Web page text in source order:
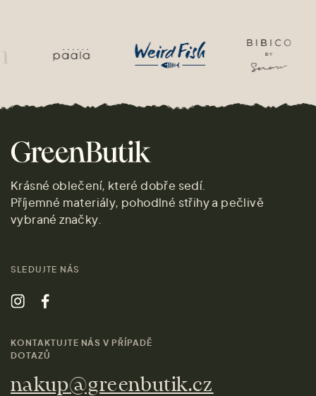
Krásné oblečení, které dobře sedí.
Příjemné materiály, pohodlné střihy a pečlivě
vybrané značky.
SLEDUJTE NÁS
KONTAKTUJTE NÁS V PŘÍPADĚ
DOTAZŮ
nakup@greenbutik.cz